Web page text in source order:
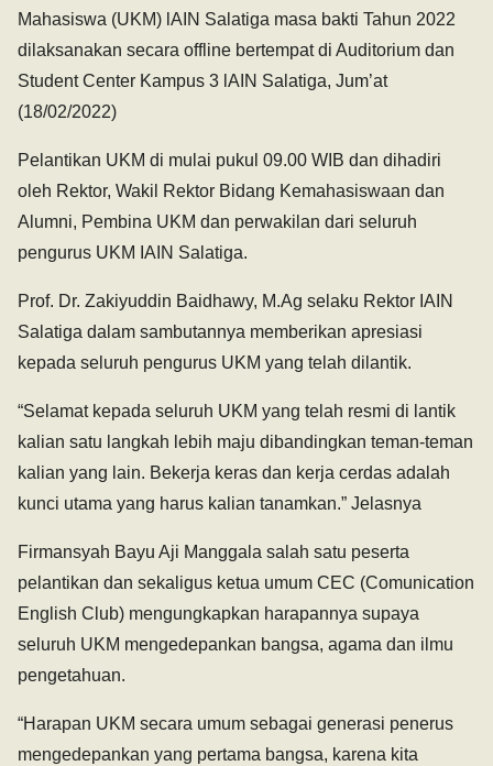
Mahasiswa (UKM) lAIN Salatiga masa bakti Tahun 2022
dilaksanakan secara offline bertempat di Auditorium dan
Student Center Kampus 3 lAIN Salatiga, Jum’at
(18/02/2022)
Pelantikan UKM di mulai pukul 09.00 WIB dan dihadiri
oleh Rektor, Wakil Rektor Bidang Kemahasiswaan dan
Alumni, Pembina UKM dan perwakilan dari seluruh
pengurus UKM IAIN Salatiga.
Prof. Dr. Zakiyuddin Baidhawy, M.Ag selaku Rektor IAIN
Salatiga dalam sambutannya memberikan apresiasi
kepada seluruh pengurus UKM yang telah dilantik.
“Selamat kepada seluruh UKM yang telah resmi di lantik
kalian satu langkah lebih maju dibandingkan teman-teman
kalian yang lain. Bekerja keras dan kerja cerdas adalah
kunci utama yang harus kalian tanamkan.” Jelasnya
Firmansyah Bayu Aji Manggala salah satu peserta
pelantikan dan sekaligus ketua umum CEC (Comunication
English Club) mengungkapkan harapannya supaya
seluruh UKM mengedepankan bangsa, agama dan ilmu
pengetahuan.
“Harapan UKM secara umum sebagai generasi penerus
mengedepankan yang pertama bangsa, karena kita